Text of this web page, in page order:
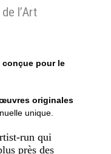
l’Art
conçue pour le
originales
unique.
run qui
près des